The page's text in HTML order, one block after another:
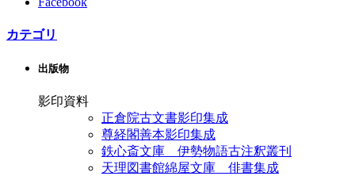
カテゴリ
出版物
影印資料
正倉院古文書影印集成
尊経閣善本影印集成
鉄心斎文庫 伊勢物語古注釈叢刊
天理図書館綿屋文庫 俳書集成